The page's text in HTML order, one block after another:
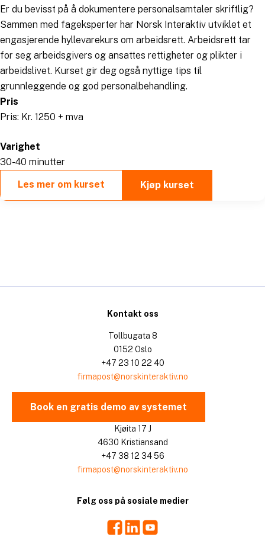
Er du bevisst på å dokumentere personalsamtaler skriftlig?
Sammen med fageksperter har Norsk Interaktiv utviklet et
engasjerende hyllevarekurs om arbeidsrett. Arbeidsrett tar
for seg arbeidsgivers og ansattes rettigheter og plikter i
arbeidslivet. Kurset gir deg også nyttige tips til
grunnleggende og god personalbehandling.
Pris
Pris: Kr. 1250 + mva
Varighet
30-40 minutter
Les mer om kurset Kjøp kurset
Kontakt oss
Tollbugata 8
0152 Oslo
+47 23 10 22 40
firmapost@norskinteraktiv.no
Book en gratis demo av systemet
Kjøita 17 J
4630 Kristiansand
+47 38 12 34 56
firmapost@norskinteraktiv.no
Følg oss på sosiale medier
Facebook
LinkedIn